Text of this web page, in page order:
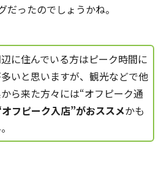
ったのでしょうかね。
に住んでいる方はピーク時間に
いと思いますが、観光などで他
ら来た方々には“オフピーク通
フピーク入店”がおススメかも